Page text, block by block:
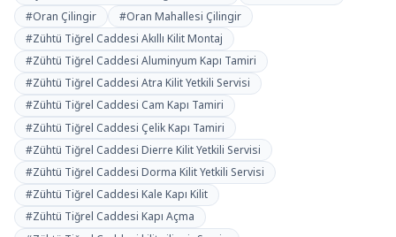
#Oran Çilingir
#Oran Mahallesi Çilingir
#Zühtü Tiğrel Caddesi Akıllı Kilit Montaj
#Zühtü Tiğrel Caddesi Aluminyum Kapı Tamiri
#Zühtü Tiğrel Caddesi Atra Kilit Yetkili Servisi
#Zühtü Tiğrel Caddesi Cam Kapı Tamiri
#Zühtü Tiğrel Caddesi Çelik Kapı Tamiri
#Zühtü Tiğrel Caddesi Dierre Kilit Yetkili Servisi
#Zühtü Tiğrel Caddesi Dorma Kilit Yetkili Servisi
#Zühtü Tiğrel Caddesi Kale Kapı Kilit
#Zühtü Tiğrel Caddesi Kapı Açma